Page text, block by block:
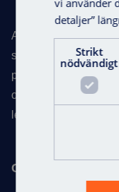
Axema develops
systems for multi-
properties, industrial
over 30 years in the
leading experts in
Contact info
detaljer”
Strikt
nödvändigt